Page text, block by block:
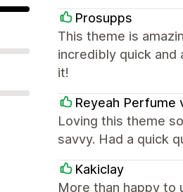
Prosupps
This theme is
incredibly quick and
it!
Reyeah Perfume
Loving this theme
savvy. Had a quick
Kakiclay
More than happy to